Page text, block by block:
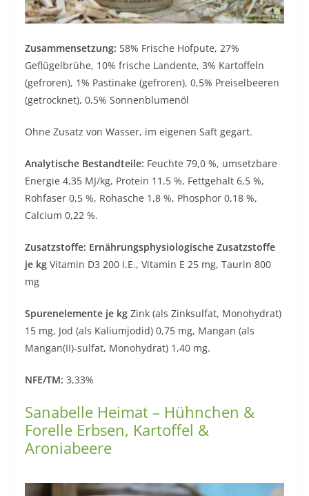
Zusammensetzung: 58% Frische Hofpute, 27%
Geflügelbrühe, 10% frische Landente, 3% Kartoffeln
(gefroren), 1% Pastinake (gefroren), 0,5% Preiselbeeren
(getrocknet), 0,5% Sonnenblumenöl
Ohne Zusatz von Wasser, im eigenen Saft gegart.
Analytische Bestandteile: Feuchte 79,0 %, umsetzbare
Energie 4,35 MJ/kg, Protein 11,5 %, Fettgehalt 6,5 %,
Rohfaser 0,5 %, Rohasche 1,8 %, Phosphor 0,18 %,
Calcium 0,22 %.
Zusatzstoffe: Ernährungsphysiologische Zusatzstoffe
je kg Vitamin D3 200 I.E., Vitamin E 25 mg, Taurin 800
mg
Spurenelemente je kg Zink (als Zinksulfat, Monohydrat)
15 mg, Jod (als Kaliumjodid) 0,75 mg, Mangan (als
Mangan(II)-sulfat, Monohydrat) 1,40 mg.
NFE/TM: 3,33%
Sanabelle Heimat – Hühnchen &
Forelle Erbsen, Kartoffel &
Aroniabeere